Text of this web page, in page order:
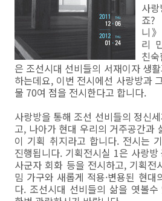
사
죠?
니
리
친
은 조선시대 선비들의 서재이자 생
하는데요, 이번 전시에선 사랑방과
물 70여 점을 전시한다고 합니다.
사랑방을 통해 조선 선비들의 정신
고, 나아가 현대 우리의 거주공간과
이 기획 취지라고 합니다. 전시는
진행됩니다. 기획전시실 1은 사랑
사군자 회화 등을 전시하고, 기획전
밈 가구와 새롭게 적용·변용된 현대
다. 조선시대 선비들의 삶을 엿볼